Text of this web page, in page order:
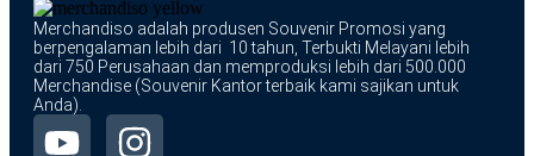
Merchandiso adalah produsen Souvenir Promosi yang
berpengalaman lebih dari 10 tahun, Terbukti Melayani lebih
dari 750 Perusahaan dan memproduksi lebih dari 500.000
Merchandise (Souvenir Kantor terbaik kami sajikan untuk
Anda).